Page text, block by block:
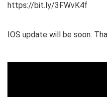
https://bit.ly/3FWvK4f
IOS update will be soon.